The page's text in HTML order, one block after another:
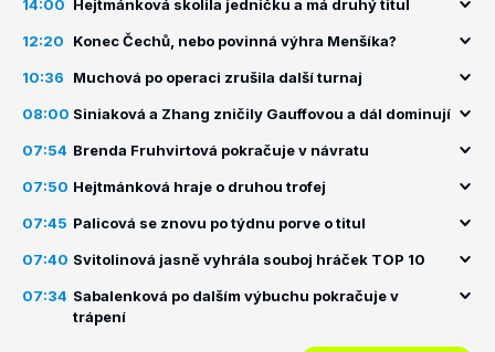
14:00 Hejtmánková skolila jedničku a má druhý titul
12:20 Konec Čechů, nebo povinná výhra Menšíka?
10:36 Muchová po operaci zrušila další turnaj
08:00 Siniaková a Zhang zničily Gauffovou a dál dominují
07:54 Brenda Fruhvirtová pokračuje v návratu
07:50 Hejtmánková hraje o druhou trofej
07:45 Palicová se znovu po týdnu porve o titul
07:40 Svitolinová jasně vyhrála souboj hráček TOP 10
07:34 Sabalenková po dalším výbuchu pokračuje v
trápení